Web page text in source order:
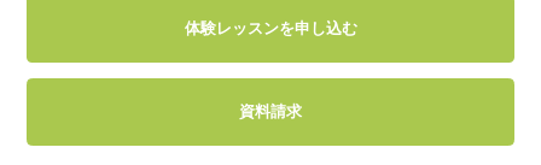
体験レッスンを申し込む
資料請求